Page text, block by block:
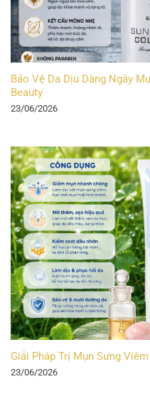
Bảo Vệ Da Dịu Dàng Ngày
Beauty
23/06/2026
Giải Pháp Trị Mụn Sưng
23/06/2026